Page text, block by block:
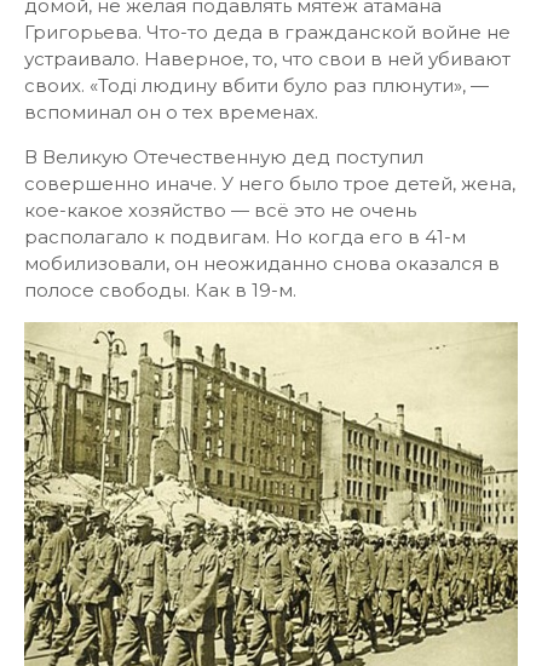
домой, не желая подавлять мятеж атамана
Григорьева. Что-то деда в гражданской войне не
устраивало. Наверное, то, что свои в ней убивают
своих. «Тоді людину вбити було раз плюнути», —
вспоминал он о тех временах.
В Великую Отечественную дед поступил
совершенно иначе. У него было трое детей, жена,
кое-какое хозяйство — всё это не очень
располагало к подвигам. Но когда его в 41-м
мобилизовали, он неожиданно снова оказался в
полосе свободы. Как в 19-м.